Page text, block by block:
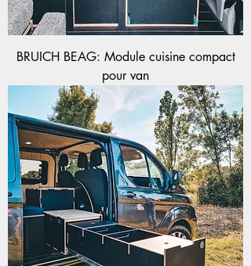
BRUICH BEAG: Module cuisine compact
pour van